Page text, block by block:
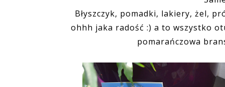
Błyszczyk, pomadki, lakiery, żel,
ohhh jaka radość :) a to wszystko
pomarańczowa